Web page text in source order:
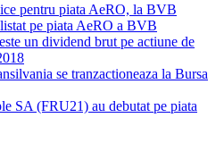
pentru piata AeRO, la BVB
pe piata AeRO a BVB
un dividend brut pe actiune de
se tranzactioneaza la Bursa
SA (FRU21) au debutat pe piata